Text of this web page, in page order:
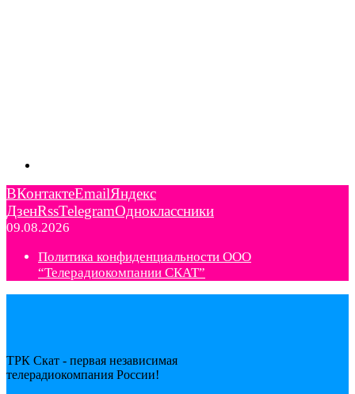
ВКонтактеEmailЯндекс
ДзенRssTelegramОдноклассники
09.08.2026
Политика конфиденциальности ООО
“Телерадиокомпании СКАТ”
ТРК Скат - первая независимая
телерадиокомпания Роcсии!